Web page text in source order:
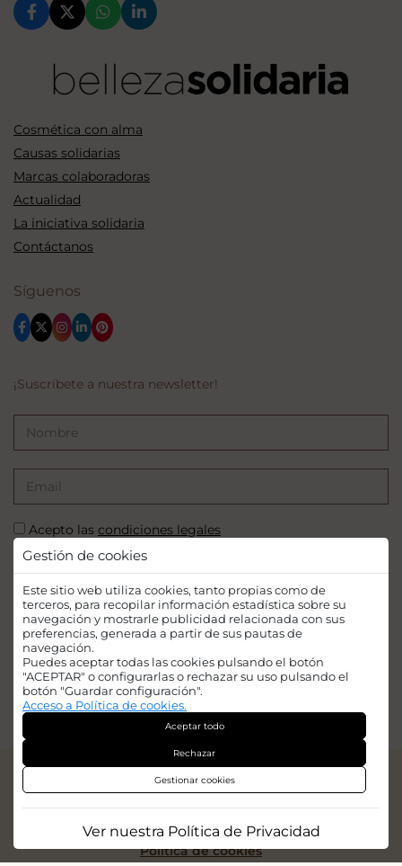
Gestión de cookies
Este sitio web utiliza cookies, tanto propias como de
terceros, para recopilar información estadística sobre su
navegación y mostrarle publicidad relacionada con sus
preferencias, generada a partir de sus pautas de
navegación.
Puedes aceptar todas las cookies pulsando el botón
"ACEPTAR" o configurarlas o rechazar su uso pulsando el
botón "Guardar configuración".
Acceso a Política de cookies.
Aceptar todo
Rechazar
Gestionar cookies
Ver nuestra Política de Privacidad
Cosmética con alma
Causas solidarias
Marcas colaboradoras
Actualidad
La iniciativa solidaria
Contáctanos
Síguenos
¡Suscríbete a nuestra newsletter!
Acepto las condiciones legales
Financiado por la Unión Europea - NextGenerationEU. Sin embargo, los
puntos de vista y las opiniones expresadas son únicamente los del autor o
autores y no reflejan necesariamente los de la Unión Europea o la Comisión
consideradas responsables de las mismas.
© 2026 Iridian Web Engine
Política de privacidad
Politica de cookies